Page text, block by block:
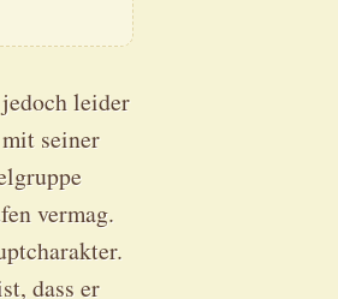
leider
seiner
vermag.
dass er